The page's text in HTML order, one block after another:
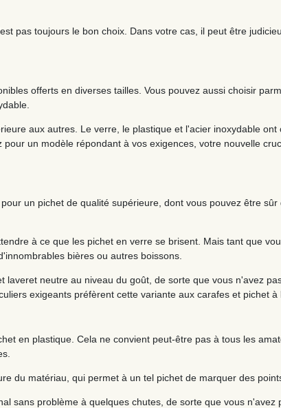
pas toujours le bon choix. Dans votre cas, il peut être
offerts en diverses tailles. Vous pouvez aussi choisir
aux autres. Le verre, le plastique et l'acier inoxydable
un modèle répondant à vos exigences, votre nouvelle
un pichet de qualité supérieure, dont vous pouvez être
à ce que les pichet en verre se brisent. Mais tant que
bières ou autres boissons.
laveret neutre au niveau du goût, de sorte que vous n'avez
exigeants préfèrent cette variante aux carafes et pichet
en plastique. Cela ne convient peut-être pas à tous les
du matériau, qui permet à un tel pichet de marquer des
sans problème à quelques chutes, de sorte que vous